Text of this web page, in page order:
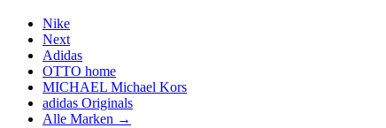
Nike
Next
Adidas
OTTO home
MICHAEL Michael Kors
adidas Originals
Alle Marken →